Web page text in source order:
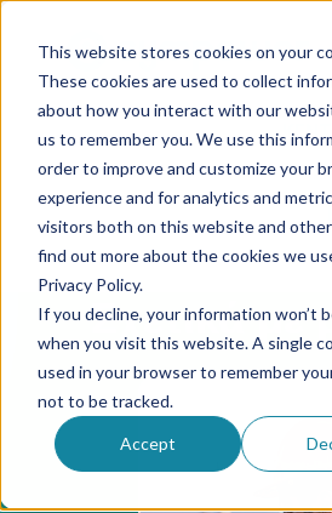
This website stores cookies on your
These cookies are used to collect
about how you interact with our
us to remember you. We use this
order to improve and customize your
experience and for analytics and
visitors both on this website and other
find out more about the cookies we
Privacy Policy.
If you decline, your information won’t
when you visit this website. A single
used in your browser to remember
not to be tracked.
Accept
Σχετικά με